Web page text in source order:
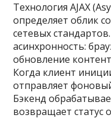
Технология AJAX
определяет облик
сетевых
асинхронность:
обновление
Когда клиент
отправляет
Бэкенд
возвращает статус